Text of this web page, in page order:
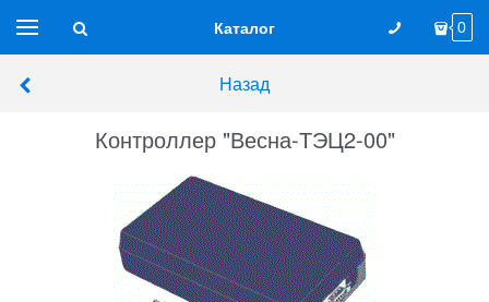
Каталог 0
Назад
Контроллер "Весна-ТЭЦ2-00"